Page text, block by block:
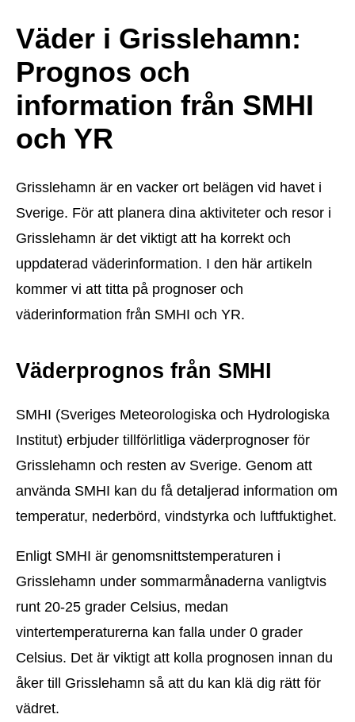
Väder i Grisslehamn:
Prognos och
information från SMHI
och YR
Grisslehamn är en vacker ort belägen vid havet i
Sverige. För att planera dina aktiviteter och resor i
Grisslehamn är det viktigt att ha korrekt och
uppdaterad väderinformation. I den här artikeln
kommer vi att titta på prognoser och
väderinformation från SMHI och YR.
Väderprognos från SMHI
SMHI (Sveriges Meteorologiska och Hydrologiska
Institut) erbjuder tillförlitliga väderprognoser för
Grisslehamn och resten av Sverige. Genom att
använda SMHI kan du få detaljerad information om
temperatur, nederbörd, vindstyrka och luftfuktighet.
Enligt SMHI är genomsnittstemperaturen i
Grisslehamn under sommarmånaderna vanligtvis
runt 20-25 grader Celsius, medan
vintertemperaturerna kan falla under 0 grader
Celsius. Det är viktigt att kolla prognosen innan du
åker till Grisslehamn så att du kan klä dig rätt för
vädret.